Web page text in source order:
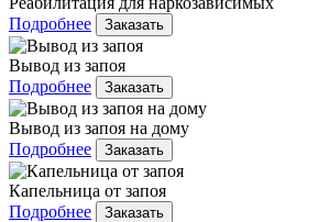
Подробнее
Заказать
Вывод из запоя
Подробнее
Заказать
Вывод из запоя на дому
Подробнее
Заказать
Капельница от запоя
Подробнее
Заказать